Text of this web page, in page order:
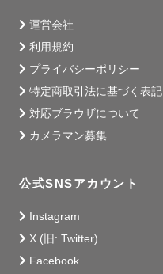
運営会社
利用規約
プライバシーポリシー
特定商取引法に基づく表記
対応ブラウザについて
カメラマン募集
公式SNSアカウント
Instagram
X (旧: Twitter)
Facebook